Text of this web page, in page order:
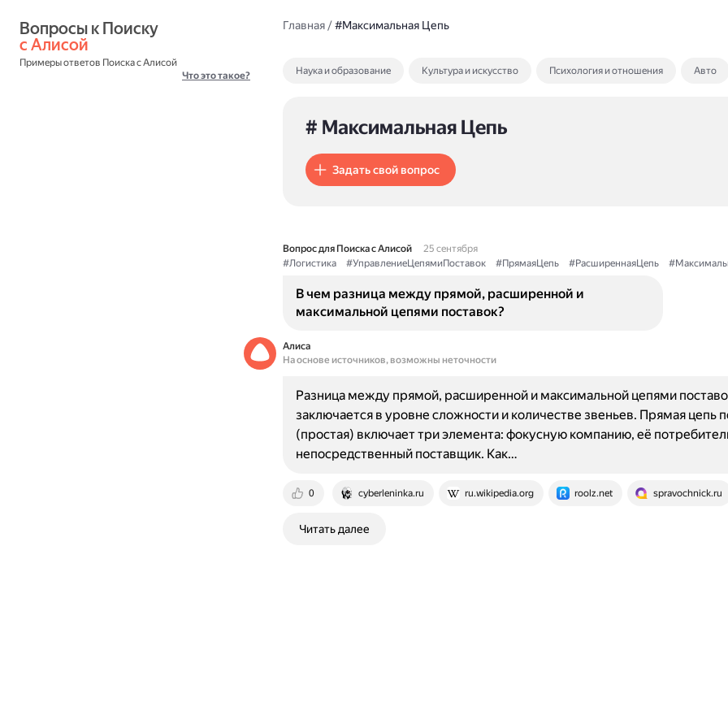
с Алисой
Примеры ответов Поиска с Алисой
Что это такое?
Главная/#Максимальная Цепь
Наука и образование Культура и искусство Психология и отношения Авто
# Максимальная Цепь
Задать свой вопрос
Вопрос для Поиска с Алисой
25 сентября
#Логистика
#УправлениеЦепямиПоставок #ПрямаяЦепь #РасширеннаяЦепь
В чем разница между прямой, расширенной и
максимальной цепями поставок?
Алиса
На основе источников, возможны неточности
0 cyberleninka.ru ru.wikipedia.org roolz.net spravochnick.ru
Разница между прямой, расширенной и максимальной цепями
заключается в уровне сложности и количестве звеньев. Прямая цепь
(простая) включает три элемента: фокусную компанию, её
непосредственный поставщик. Как…
Читать далее